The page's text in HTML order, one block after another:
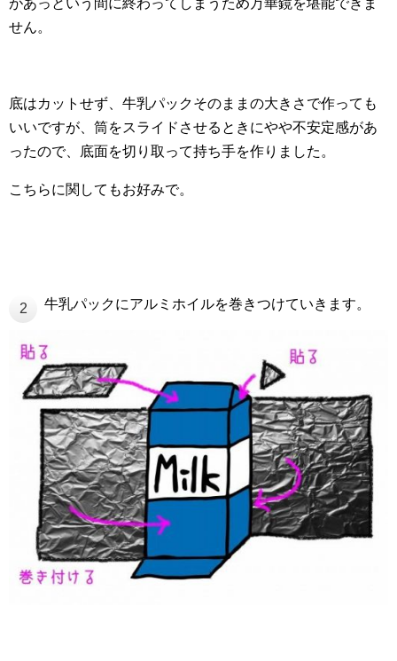
せん。
底はカットせず、牛乳パックそのままの大きさで作っても
いいですが、筒をスライドさせるときにやや不安定感があ
ったので、底面を切り取って持ち手を作りました。
こちらに関してもお好みで。
2 牛乳パックにアルミホイルを巻きつけていきます。